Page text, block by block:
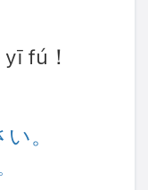
fú！
。